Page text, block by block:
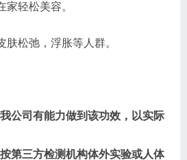
轻松美容。
松弛，浮胀等人群。
公司有能力做到该功效，以实际
第三方检测机构体外实验或人体